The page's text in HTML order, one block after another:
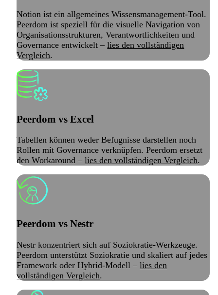
Notion ist ein allgemeines Wissensmanagement-Tool.
Peerdom ist speziell für die visuelle Navigation von
Organisationsstrukturen, Verantwortlichkeiten und
Governance entwickelt –lies den vollständigen
Vergleich.
Peerdom vs Excel
Tabellen können weder Befugnisse darstellen noch
Rollen mit Governance verknüpfen. Peerdom ersetzt
den Workaround –lies den vollständigen Vergleich.
Peerdom vs Nestr
Nestr konzentriert sich auf Soziokratie-Werkzeuge.
Peerdom unterstützt Soziokratie und skaliert auf jedes
Framework oder Hybrid-Modell –lies den
vollständigen Vergleich.